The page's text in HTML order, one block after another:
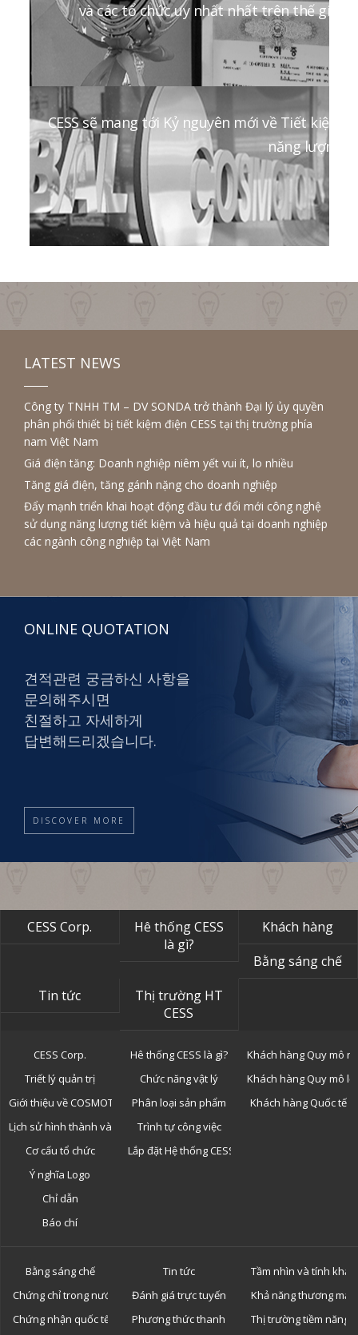
và các tổ chức uy nhất nhất trên thế giới
CESS sẽ mang tới Kỷ nguyên mới về Tiết kiệm
năng lượng
LATEST NEWS
Công ty TNHH TM – DV SONDA trở thành Đại lý ủy quyền
phân phối thiết bị tiết kiệm điện CESS tại thị trường phía
nam Việt Nam
Giá điện tăng: Doanh nghiệp niêm yết vui ít, lo nhiều
Tăng giá điện, tăng gánh nặng cho doanh nghiệp
Đẩy mạnh triển khai hoạt động đầu tư đổi mới công nghệ
sử dụng năng lượng tiết kiệm và hiệu quả tại doanh nghiệp
các ngành công nghiệp tại Việt Nam
ONLINE QUOTATION
견적관련 궁금하신 사항을
문의해주시면
친절하고 자세하게
답변해드리겠습니다.
DISCOVER MORE
CESS Corp.
Hê thống CESS
là gì?
Khách hàng
Bằng sáng chế
Tin tức
Thị trường HT
CESS
CESS Corp.
Triết lý quản trị
Giới thiệu về COSMOTOR
Lịch sử hình thành và phát triển
Cơ cấu tổ chức
Ý nghĩa Logo
Chỉ dẫn
Báo chí
Hê thống CESS là gì?
Chức năng vật lý
Phân loại sản phẩm
Trình tự công việc
Lắp đặt Hệ thống CESS
Khách hàng Quy mô
Khách hàng Quy mô
Khách hàng Quốc tế
Bằng sáng chế
Chứng chỉ trong nước
Chứng nhận quốc tế
Tin tức
Đánh giá trực tuyến
Phương thức thanh toán
Tầm nhìn và tính khả
Khả năng thương mại
Thị trường tiềm năng